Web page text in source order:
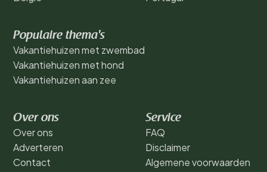
Populaire thema's
Vakantiehuizen met zwembad
Vakantiehuizen met hond
Vakantiehuizen aan zee
Over ons
Over ons
Adverteren
Contact
Service
FAQ
Disclaimer
Algemene voorwaarden